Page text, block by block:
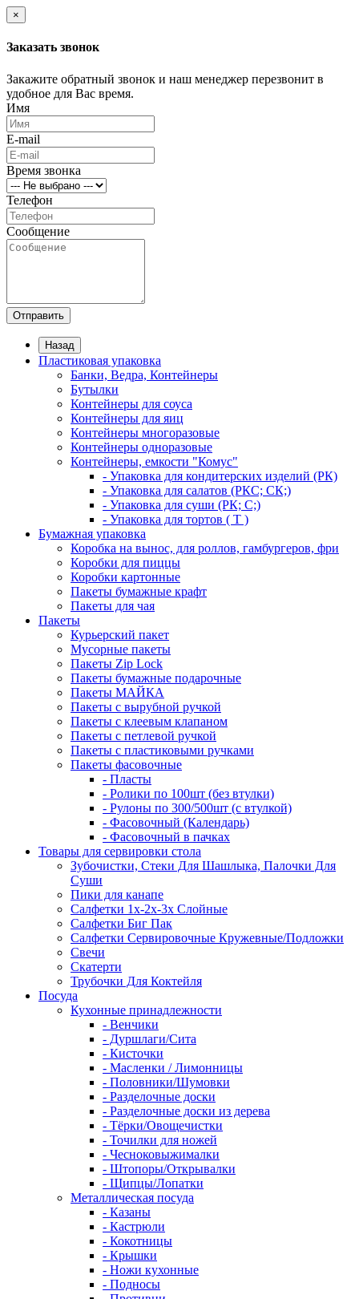
×
Заказать звонок
Закажите обратный звонок и наш менеджер перезвонит в
удобное для Вас время.
Имя
E-mail
Время звонка
Телефон
Сообщение
Отправить
Назад
Пластиковая упаковка
Банки, Ведра, Контейнеры
Бутылки
Контейнеры для соуса
Контейнеры для яиц
Контейнеры многоразовые
Контейнеры одноразовые
Контейнеры, емкости "Комус"
- Упаковка для кондитерских изделий (РК)
- Упаковка для салатов (РКС; СК;)
- Упаковка для суши (РК; С;)
- Упаковка для тортов ( Т )
Бумажная упаковка
Коробка на вынос, для роллов, гамбургеров, фри
Коробки для пиццы
Коробки картонные
Пакеты бумажные крафт
Пакеты для чая
Пакеты
Курьерский пакет
Мусорные пакеты
Пакеты Zip Lock
Пакеты бумажные подарочные
Пакеты МАЙКА
Пакеты с вырубной ручкой
Пакеты с клеевым клапаном
Пакеты с петлевой ручкой
Пакеты с пластиковыми ручками
Пакеты фасовочные
- Пласты
- Ролики по 100шт (без втулки)
- Рулоны по 300/500шт (с втулкой)
- Фасовочный (Календарь)
- Фасовочный в пачках
Товары для сервировки стола
Зубочистки, Стеки Для Шашлыка, Палочки Для
Суши
Пики для канапе
Салфетки 1х-2х-3х Слойные
Салфетки Биг Пак
Салфетки Сервировочные Кружевные/Подложки
Свечи
Скатерти
Трубочки Для Коктейля
Посуда
Кухонные принадлежности
- Венчики
- Дуршлаги/Сита
- Кисточки
- Масленки / Лимонницы
- Половники/Шумовки
- Разделочные доски
- Разделочные доски из дерева
- Тёрки/Овощечистки
- Точилки для ножей
- Чесноковыжималки
- Штопоры/Открывалки
- Щипцы/Лопатки
Металлическая посуда
- Казаны
- Кастрюли
- Кокотницы
- Крышки
- Ножи кухонные
- Подносы